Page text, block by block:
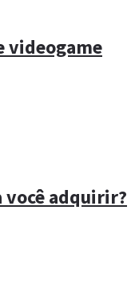
videogame
você adquirir?